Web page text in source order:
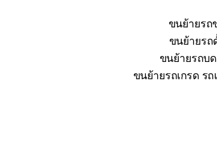
ขนย้ายรถ
ขนย้ายรถ
ขนย้ายรถบ
ขนย้ายรถเกรด ร